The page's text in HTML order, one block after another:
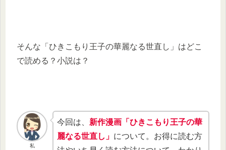
そんな「ひきこもり王子の華麗なる世直し」はどこ
で読める？小説は？
私
今回は、 新作漫画「ひきこもり王子の華
麗なる世直し」 について。お得に読む方